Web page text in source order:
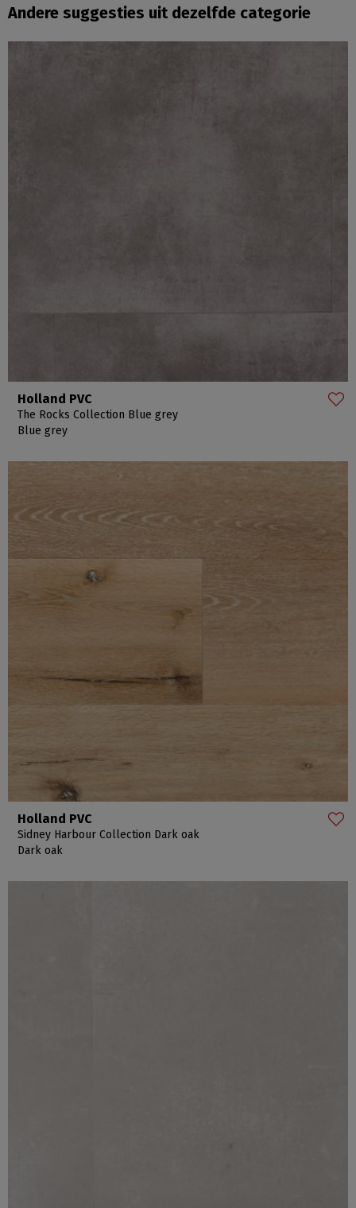
Andere suggesties uit dezelfde categorie
Holland PVC
The Rocks Collection Blue grey
Blue grey
Holland PVC
Sidney Harbour Collection Dark oak
Dark oak